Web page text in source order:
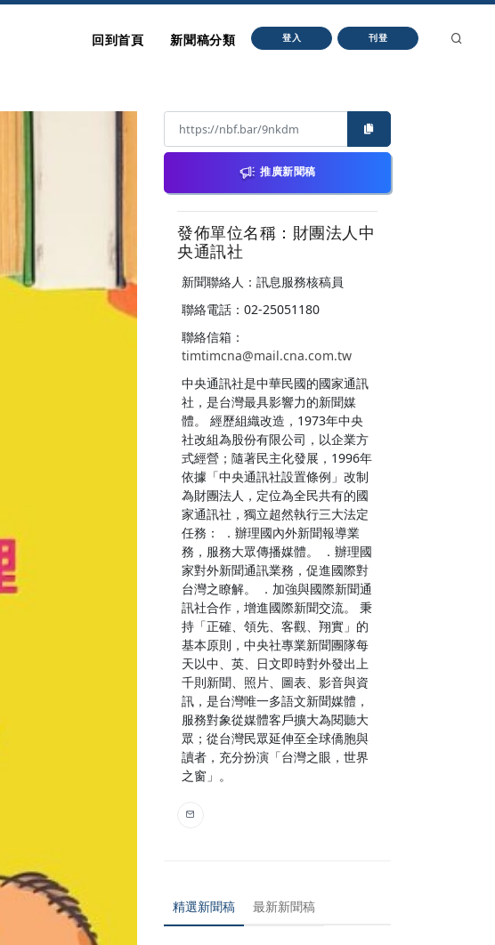
回到首頁 新聞稿分類 登入 刊登
推廣新聞稿
發佈單位名稱：財團法人中
央通訊社
新聞聯絡人：訊息服務核稿員
聯絡電話：02-25051180
聯絡信箱：
timtimcna@mail.cna.com.tw
中央通訊社是中華民國的國家通訊
社，是台灣最具影響力的新聞媒
體。 經歷組織改造，1973年中央
社改組為股份有限公司，以企業方
式經營；隨著民主化發展，1996年
依據「中央通訊社設置條例」改制
為財團法人，定位為全民共有的國
家通訊社，獨立超然執行三大法定
任務： ．辦理國內外新聞報導業
務，服務大眾傳播媒體。 ．辦理國
家對外新聞通訊業務，促進國際對
台灣之瞭解。 ．加強與國際新聞通
訊社合作，增進國際新聞交流。 秉
持「正確、領先、客觀、翔實」的
基本原則，中央社專業新聞團隊每
天以中、英、日文即時對外發出上
千則新聞、照片、圖表、影音與資
訊，是台灣唯一多語文新聞媒體，
服務對象從媒體客戶擴大為閱聽大
眾；從台灣民眾延伸至全球僑胞與
讀者，充分扮演「台灣之眼，世界
之窗」。
精選新聞稿 最新新聞稿